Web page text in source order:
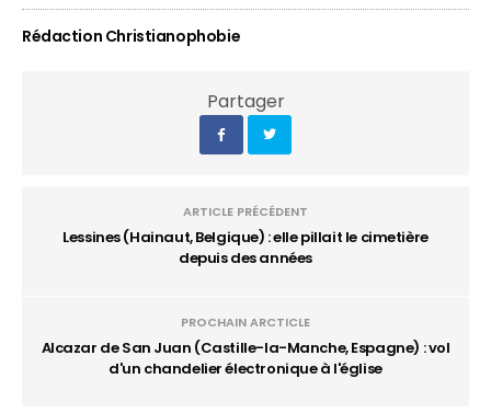
Rédaction Christianophobie
Partager
ARTICLE PRÉCÉDENT
Lessines (Hainaut, Belgique) : elle pillait le cimetière
depuis des années
PROCHAIN ARCTICLE
Alcazar de San Juan (Castille-la-Manche, Espagne) : vol
d'un chandelier électronique à l'église